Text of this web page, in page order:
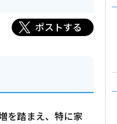
ポストする
を踏まえ、特に家